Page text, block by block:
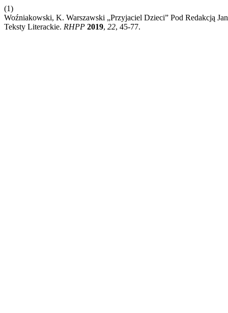
(1)
Woźniakowski, K. Warszawski „Przyjaciel Dzieci” Pod Redakcją
Teksty Literackie. RHPP 2019, 22, 45-77.